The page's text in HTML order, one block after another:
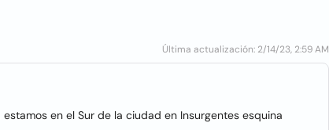
Última actualización: 2/14/23, 2:59 AM
en el Sur de la ciudad en Insurgentes esquina